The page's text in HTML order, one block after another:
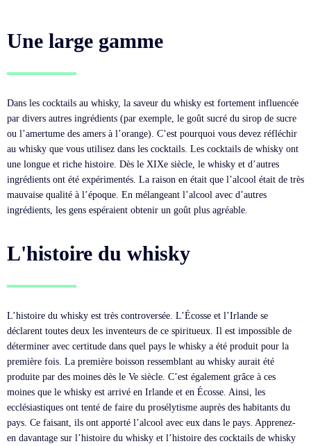
Une large gamme
Dans les cocktails au whisky, la saveur du whisky est fortement influencée
par divers autres ingrédients (par exemple, le goût sucré du sirop de sucre
ou l’amertume des amers à l’orange). C’est pourquoi vous devez réfléchir
au whisky que vous utilisez dans les cocktails. Les cocktails de whisky ont
une longue et riche histoire. Dès le XIXe siècle, le whisky et d’autres
ingrédients ont été expérimentés. La raison en était que l’alcool était de très
mauvaise qualité à l’époque. En mélangeant l’alcool avec d’autres
ingrédients, les gens espéraient obtenir un goût plus agréable.
L'histoire du whisky
L’histoire du whisky est très controversée. L’Écosse et l’Irlande se
déclarent toutes deux les inventeurs de ce spiritueux. Il est impossible de
déterminer avec certitude dans quel pays le whisky a été produit pour la
première fois. La première boisson ressemblant au whisky aurait été
produite par des moines dès le Ve siècle. C’est également grâce à ces
moines que le whisky est arrivé en Irlande et en Écosse. Ainsi, les
ecclésiastiques ont tenté de faire du prosélytisme auprès des habitants du
pays. Ce faisant, ils ont apporté l’alcool avec eux dans le pays. Apprenez-
en davantage sur l’histoire du whisky et l’histoire des cocktails de whisky